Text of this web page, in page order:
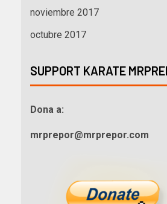
noviembre 2017
octubre 2017
SUPPORT KARATE
Dona a:
mrprepor@mrprepor.com